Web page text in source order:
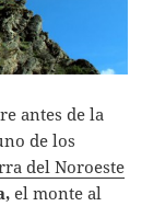
antes de la
de los
del Noroeste
el monte al